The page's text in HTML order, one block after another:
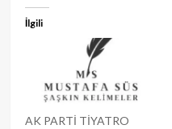
İlgili
AK PARTİ TİYATRO